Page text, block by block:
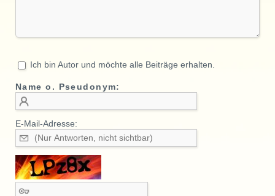
Ich bin Autor und möchte alle Beiträge erhalten.
Name o. Pseudonym:
E-Mail-Adresse: